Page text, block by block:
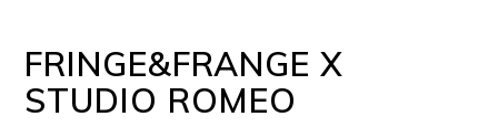
FRINGE&FRANGE X
STUDIO ROMEO